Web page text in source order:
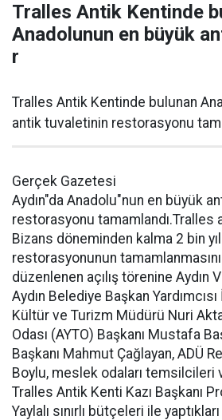
Tralles Antik Kentinde
Anadolunun en büyük
r
Tralles Antik Kentinde bulunan
antik tuvaletinin restorasyonu
Gerçek Gazetesi
Aydın"da Anadolu"nun en büyük
restorasyonu tamamlandı.Tralles
Bizans döneminden kalma 2 bin
restorasyonunun
düzenlenen açılış törenine Aydın
Aydın Belediye Başkan Yardımcısı
Kültür ve Turizm Müdürü Nuri
Odası (AYTO) Başkanı Mustafa
Başkanı Mahmut Çağlayan, ADÜ
Boylu, meslek odaları temsilcileri
Tralles Antik Kenti Kazı Başkanı
Yaylalı sınırlı bütçeleri ile